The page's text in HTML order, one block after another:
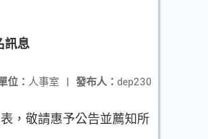
訊息
發布人： dep230
位： 人事室 |
，敬請惠予公告並薦知所